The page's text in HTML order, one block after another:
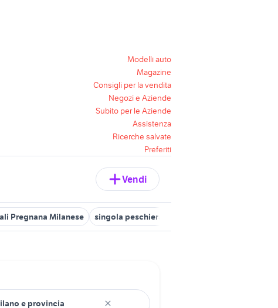
Modelli auto
Magazine
Consigli per la vendita
Negozi e Aziende
Subito per le Aziende
Assistenza
Ricerche salvate
Preferiti
Vendi
Pregnana Milanese singola peschiera borromeo